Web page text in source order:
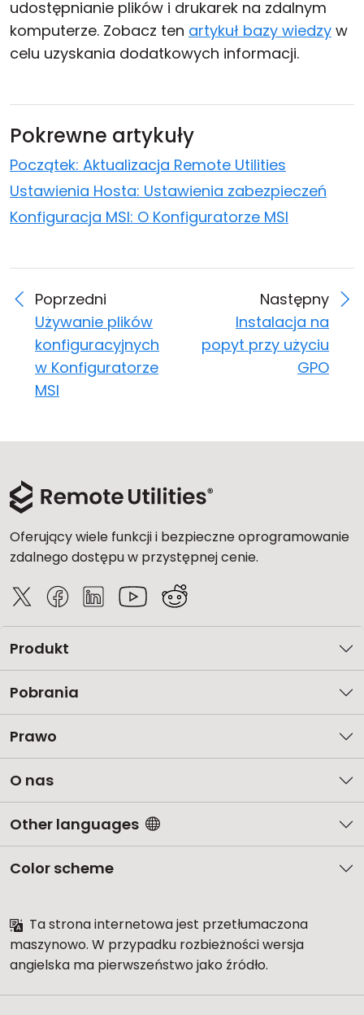
udostępnianie plików i drukarek na zdalnym
komputerze. Zobacz ten artykuł bazy wiedzy w
celu uzyskania dodatkowych informacji.
Pokrewne artykuły
Początek: Aktualizacja Remote Utilities
Ustawienia Hosta: Ustawienia zabezpieczeń
Konfiguracja MSI: O Konfiguratorze MSI
Poprzedni
Używanie plików
konfiguracyjnych
w Konfiguratorze
MSI
Następny
Instalacja na
popyt przy użyciu
GPO
Oferujący wiele funkcji i bezpieczne oprogramowanie
zdalnego dostępu w przystępnej cenie.
Produkt
Pobrania
Prawo
O nas
Other languages
Color scheme
Ta strona internetowa jest przetłumaczona
maszynowo. W przypadku rozbieżności wersja
angielska ma pierwszeństwo jako źródło.